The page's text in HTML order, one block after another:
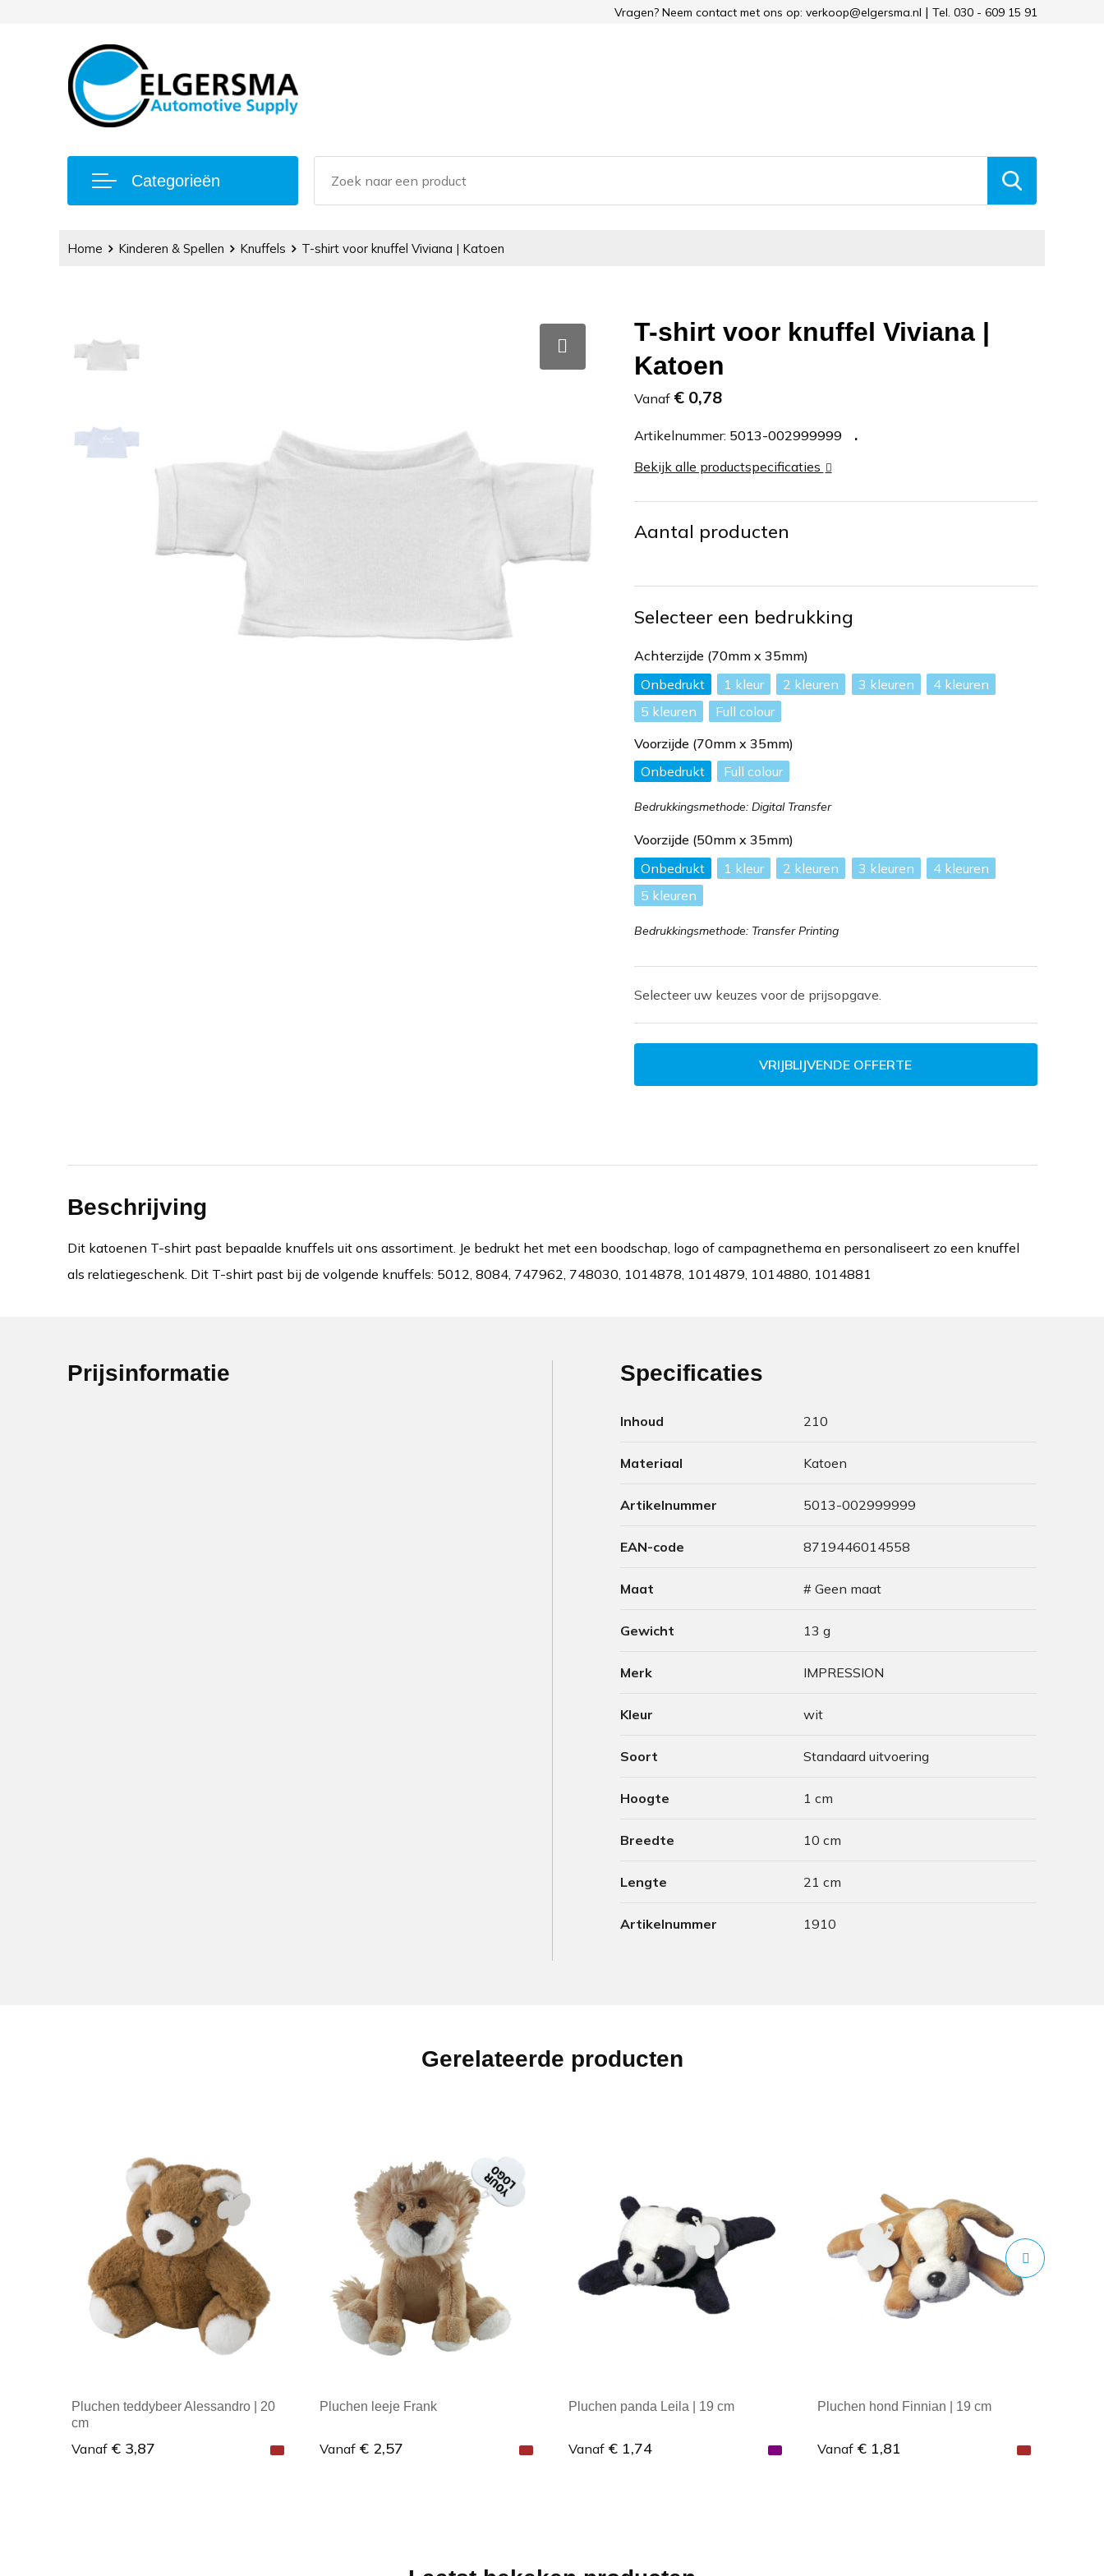
Vragen? Neem contact met ons op: verkoop@elgersma.nl Tel. 030 - 609 15 91
Categorieën
Home Kinderen & Spellen Knuffels T-shirt voor knuffel Viviana | Katoen
T-shirt voor knuffel Viviana |
Katoen
Vanaf € 0,78
Artikelnummer: 5013-002999999
Bekijk alle productspecificaties
Aantal producten
Selecteer een bedrukking
Achterzijde (70mm x 35mm)
Onbedrukt
1 2 3
4
5
Full colour
Voorzijde (70mm x 35mm)
Onbedrukt
Full colour
Bedrukkingsmethode: Digital Transfer
Voorzijde (50mm x 35mm)
Onbedrukt
1 2 3
4
5
Bedrukkingsmethode: Transfer Printing
Selecteer uw keuzes voor de prijsopgave.
VRIJBLIJVENDE OFFERTE
Beschrijving
Dit katoenen T-shirt past bepaalde knuffels uit ons assortiment. Je bedrukt het met een boodschap, logo of campagnethema en personaliseert zo een knuffel
als relatiegeschenk. Dit T-shirt past bij de volgende knuffels: 5012, 8084, 747962, 748030, 1014878, 1014879, 1014880, 1014881
Prijsinformatie Specificaties
Inhoud 210
Materiaal Katoen
Artikelnummer 5013-002999999
EAN-code 8719446014558
Maat # Geen maat
Gewicht 13 g
Merk IMPRESSION
Kleur wit
Soort Standaard uitvoering
Hoogte 1 cm
Breedte 10 cm
Lengte 21 cm
Artikelnummer 1910
Gerelateerde producten
Pluchen teddybeer Alessandro | 20
cm
Vanaf € 3,87
Pluchen leeje Frank
Vanaf € 2,57
Pluchen panda Leila | 19 cm
Vanaf € 1,74
Pluchen hond Finnian | 19 cm
Vanaf € 1,81